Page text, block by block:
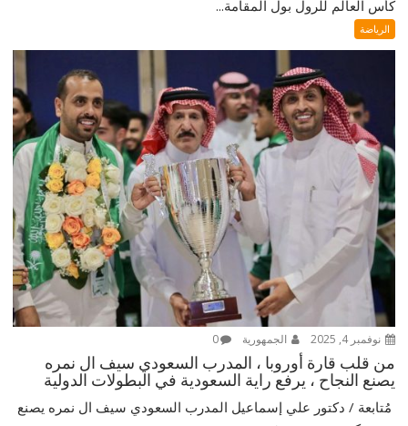
كأس العالم للرول بول المقامة...
الرياضة
نوفمبر 4, 2025 الجمهورية 0
من قلب قارة أوروبا ، المدرب السعودي سيف ال نمره
يصنع النجاح ، يرفع راية السعودية في البطولات الدولية
‎ مُتابعة / دكتور علي إسماعيل ‎المدرب السعودي سيف ال نمره يصنع